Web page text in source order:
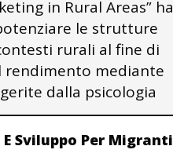
in Rural Areas” ha
le strutture
rurali al fine di
rendimento mediante
dalla psicologia
Sviluppo Per Migranti